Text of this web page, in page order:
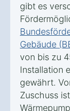
gibt es
Gebäude
von bis zu
Installation
gewährt.
Zuschuss